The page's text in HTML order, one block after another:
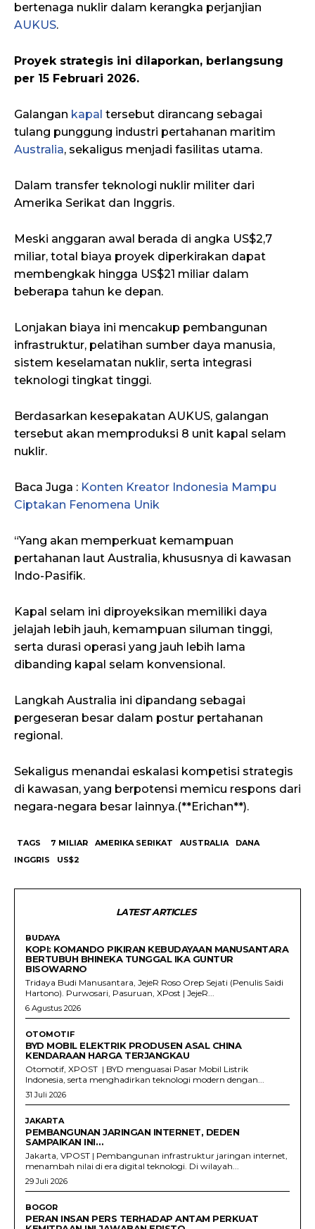
bertenaga nuklir dalam kerangka perjanjian
AUKUS.
Proyek strategis ini dilaporkan, berlangsung
per 15 Februari 2026.
Galangan kapal tersebut dirancang sebagai
tulang punggung industri pertahanan maritim
Australia, sekaligus menjadi fasilitas utama.
Dalam transfer teknologi nuklir militer dari
Amerika Serikat dan Inggris.
Meski anggaran awal berada di angka US$2,7
miliar, total biaya proyek diperkirakan dapat
membengkak hingga US$21 miliar dalam
beberapa tahun ke depan.
Lonjakan biaya ini mencakup pembangunan
infrastruktur, pelatihan sumber daya manusia,
sistem keselamatan nuklir, serta integrasi
teknologi tingkat tinggi.
Berdasarkan kesepakatan AUKUS, galangan
tersebut akan memproduksi 8 unit kapal selam
nuklir.
Baca Juga : Konten Kreator Indonesia Mampu
Ciptakan Fenomena Unik
“Yang akan memperkuat kemampuan
pertahanan laut Australia, khususnya di kawasan
Indo-Pasifik.
Kapal selam ini diproyeksikan memiliki daya
jelajah lebih jauh, kemampuan siluman tinggi,
serta durasi operasi yang jauh lebih lama
dibanding kapal selam konvensional.
Langkah Australia ini dipandang sebagai
pergeseran besar dalam postur pertahanan
regional.
Sekaligus menandai eskalasi kompetisi strategis
di kawasan, yang berpotensi memicu respons dari
negara-negara besar lainnya.(**Erichan**).
TAGS 7 MILIAR AMERIKA SERIKAT AUSTRALIA
DANA
INGGRIS
US$2
LATEST ARTICLES
BUDAYA
KOPI: KOMANDO PIKIRAN KEBUDAYAAN MANUSANTARA
BERTUBUH BHINEKA TUNGGAL IKA GUNTUR
BISOWARNO
Tridaya Budi Manusantara, JejeR Roso Orep Sejati (Penulis Saidi
Hartono). Purwosari, Pasuruan, XPost | JejeR...
6 Agustus 2026
OTOMOTIF
BYD MOBIL ELEKTRIK PRODUSEN ASAL CHINA
KENDARAAN HARGA TERJANGKAU
Otomotif, XPOST | BYD menguasai Pasar Mobil Listrik
Indonesia, serta menghadirkan teknologi modern dengan...
31 Juli 2026
JAKARTA
PEMBANGUNAN JARINGAN INTERNET, DEDEN
SAMPAIKAN INI…
Jakarta, VPOST | Pembangunan infrastruktur jaringan internet,
menambah nilai di era digital teknologi. Di wilayah...
29 Juli 2026
BOGOR
PERAN INSAN PERS TERHADAP ANTAM PERKUAT